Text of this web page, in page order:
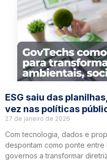
ESG saiu das
vez nas políticas
27 de janeiro de 2026
Com tecnologia, dados e
despontam como ponte entre
governos a transformar